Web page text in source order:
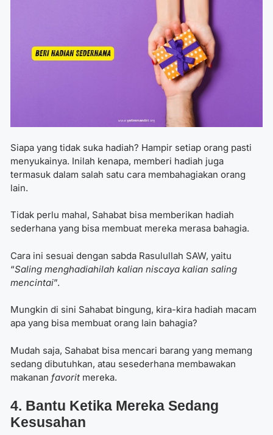
Siapa yang tidak suka hadiah? Hampir setiap orang pasti
menyukainya. Inilah kenapa, memberi hadiah juga
termasuk dalam salah satu cara membahagiakan orang
lain.
Tidak perlu mahal, Sahabat bisa memberikan hadiah
sederhana yang bisa membuat mereka merasa bahagia.
Cara ini sesuai dengan sabda Rasulullah SAW, yaitu
“Saling menghadiahilah kalian niscaya kalian saling
mencintai”.
Mungkin di sini Sahabat bingung, kira-kira hadiah macam
apa yang bisa membuat orang lain bahagia?
Mudah saja, Sahabat bisa mencari barang yang memang
sedang dibutuhkan, atau sesederhana membawakan
makanan favorit mereka.
4. Bantu Ketika Mereka Sedang
Kesusahan